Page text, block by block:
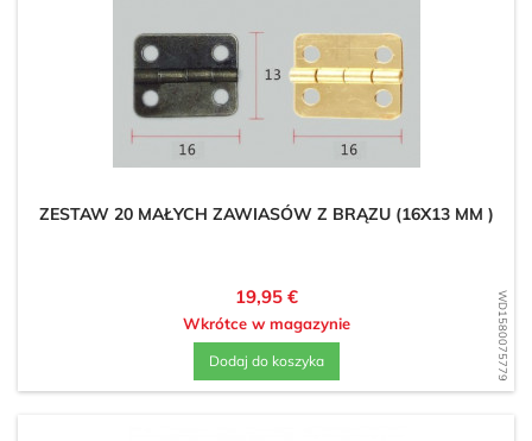
WD1580075779
ZESTAW 20 MAŁYCH ZAWIASÓW Z BRĄZU (16X13 MM )
Cena
19,95 €
Wkrótce w magazynie
Dodaj do koszyka